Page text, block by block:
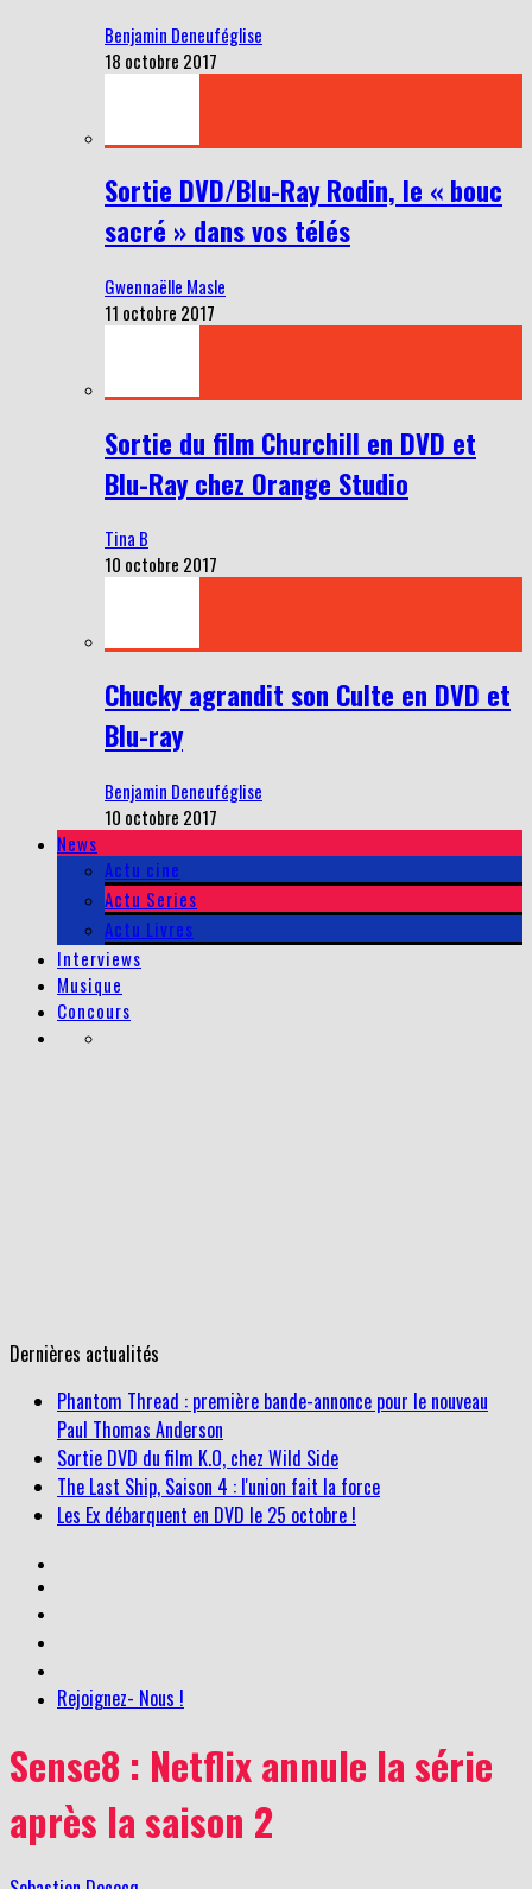
Benjamin Deneuféglise
18 octobre 2017
Sortie DVD/Blu-Ray Rodin, le « bouc
sacré » dans vos télés
Gwennaëlle Masle
11 octobre 2017
Sortie du film Churchill en DVD et
Blu-Ray chez Orange Studio
Tina B
10 octobre 2017
Chucky agrandit son Culte en DVD et
Blu-ray
Benjamin Deneuféglise
10 octobre 2017
News
Actu cine
Actu Series
Actu Livres
Interviews
Musique
Concours
Dernières actualités
Paul Thomas Anderson
Sortie DVD du film K.O, chez Wild Side
The Last Ship, Saison 4 : l'union fait la force
Les Ex débarquent en DVD le 25 octobre !
Sense8 : Netflix annule la série
après la saison 2